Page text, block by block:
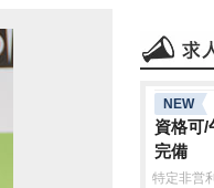
NEW
資格可/
完備
特定非営